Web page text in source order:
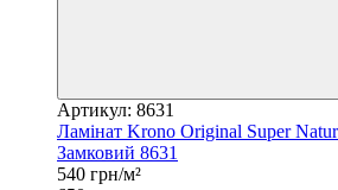
Артикул: 8631
Ламінат Krono Original Super
Замковий 8631
540 грн/м²